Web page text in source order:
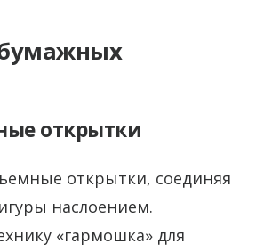
открытки
открытки, соединяя
наслоением.
«гармошка» для